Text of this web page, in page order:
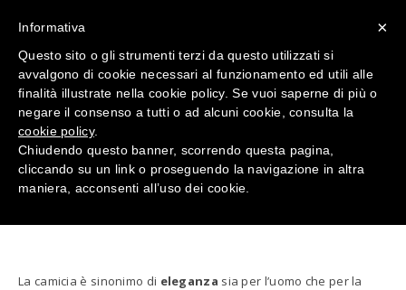
CAMICERIA
La camicia è sinonimo di eleganza sia per l’uomo che per la
×
Informativa
Questo sito o gli strumenti terzi da questo utilizzati si
avvalgono di cookie necessari al funzionamento ed utili alle
finalità illustrate nella cookie policy. Se vuoi saperne di più o
negare il consenso a tutti o ad alcuni cookie, consulta la
cookie policy.
Chiudendo questo banner, scorrendo questa pagina,
cliccando su un link o proseguendo la navigazione in altra
maniera, acconsenti all’uso dei cookie.